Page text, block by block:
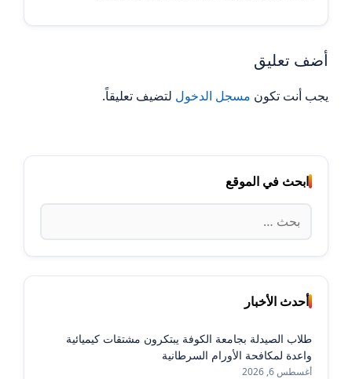
أضف تعليق
يجب أنت تكون مسجل الدخول لتضيف تعليقاً.
ابحث في الموقع
البحث
عن:
أحدث الأخبار
طلاب الصيدلة بجامعة الكوفة يبتكرون مشتقات كيميائية
واعدة لمكافحة الأورام السرطانية
أغسطس 6, 2026